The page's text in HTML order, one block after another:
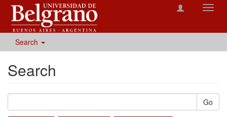
Search
Search
Go